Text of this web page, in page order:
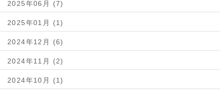
2025年06月 (7)
2025年01月 (1)
2024年12月 (6)
2024年11月 (2)
2024年10月 (1)